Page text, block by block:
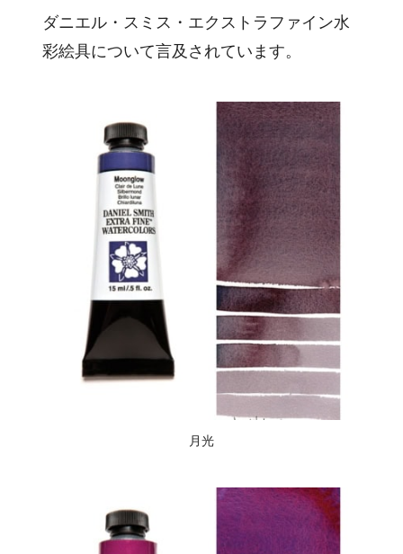
ダニエル・スミス・エクストラファイン水
彩絵具について言及されています。
月光